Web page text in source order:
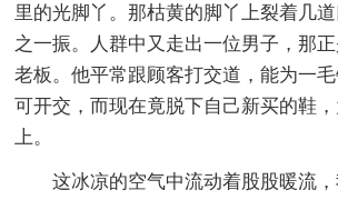
里的光脚丫。那枯黄的脚丫上裂着几
之一振。人群中又走出一位男子，那
老板。他平常跟顾客打交道，能为一
可开交，而现在竟脱下自己新买的鞋
上。
这冰凉的空气中流动着股股暖流